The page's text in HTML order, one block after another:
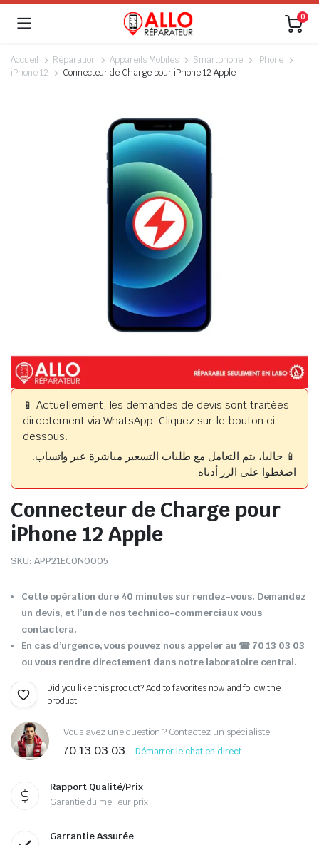
0
Accueil Réparation Appareils Mobiles Smartphone
iPhone
iPhone 12
Connecteur de Charge pour iPhone 12 Apple
📱 Actuellement, les demandes de devis sont traitées
directement via WhatsApp. Cliquez sur le bouton ci-
dessous.
📱 حاليا، يتم التعامل مع طلبات التسعير مباشرة عبر واتساب.
اضغطوا على الزر أدناه.
Connecteur de Charge pour
iPhone 12 Apple
SKU: APP21ECON0005
Cette opération dure 40 minutes sur rendez-vous. Demandez
un devis, et l’un de nos technico-commerciaux vous
contactera.
En cas d’urgence, vous pouvez nous appeler au ☎ 70 13 03 03
ou vous rendre directement dans notre laboratoire central.
Did you like this product? Add to favorites now and follow the
product.
Vous avez une question ? Contactez un spécialiste
70 13 03 03 Démarrer le chat en direct
Rapport Qualité/Prix
Garantie du meilleur prix
Garrantie Assurée